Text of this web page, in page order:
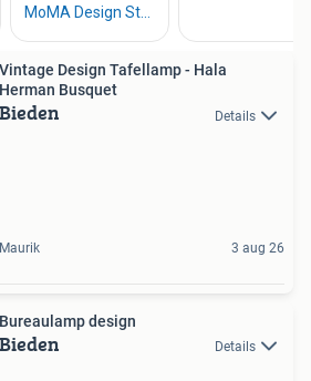
Vintage Design Tafellamp - Hala
Herman Busquet
Bieden Details
Maurik 3 aug 26
Bureaulamp design
Bieden Details